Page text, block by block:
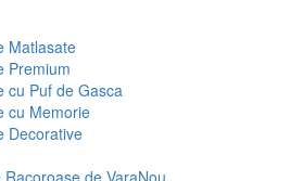
Matlasate
Premium
cu Puf de Gasca
cu Memorie
Decorative
Racoroase de VaraNou